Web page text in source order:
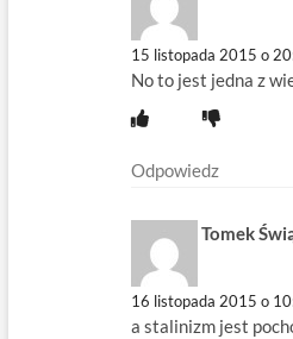
15 listopada 2015 o
No to jest jedna z
Odpowiedz
Tomek
16 listopada 2015 o
a stalinizm jest